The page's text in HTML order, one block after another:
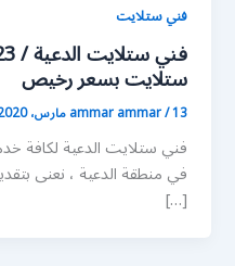
فني ستلايت
ستلايت بسعر رخيص
ammar ammar/13 مارس، 2020
فني ستلايت الدعية لكافة
في منطقة الدعية ، نعنى
[…]